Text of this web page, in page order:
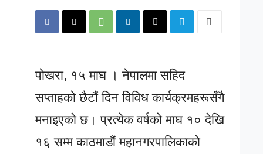
पोखरा, १५ माघ । नेपालमा सहिद
सप्ताहको छैटौं दिन विविध कार्यक्रमहरूसँगै
मनाइएको छ। प्रत्येक वर्षको माघ १० देखि
१६ सम्म काठमाडौं महानगरपालिकाको